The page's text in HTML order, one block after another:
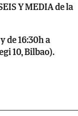
Y MEDIA de la
de 16:30h a
10, Bilbao).